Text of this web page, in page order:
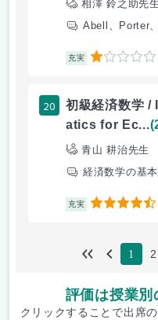
相澤 鈴之助先生
Abell、Porter
充実 1
20
初級経済数学
atics for Ec...
青山 耕治先生
経済数学の基
充実 4.5
1 2
評価は授業別
クリックすることで出席